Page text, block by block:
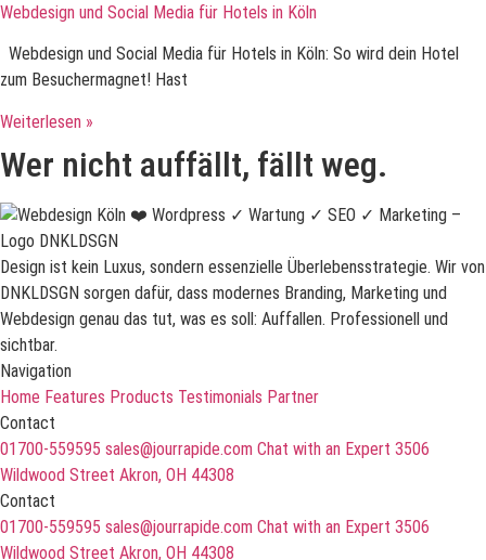
Webdesign und Social Media für Hotels in Köln
Webdesign und Social Media für Hotels in Köln: So wird dein Hotel
zum Besuchermagnet! Hast
Weiterlesen »
Wer nicht auffällt, fällt weg.
Design ist kein Luxus, sondern essenzielle Überlebensstrategie. Wir von
DNKLDSGN sorgen dafür, dass modernes Branding, Marketing und
Webdesign genau das tut, was es soll: Auffallen. Professionell und
sichtbar.
Navigation
Home Features Products Testimonials Partner
Contact
01700-559595 sales@jourrapide.com Chat with an Expert 3506
Wildwood Street Akron, OH 44308
Contact
01700-559595 sales@jourrapide.com Chat with an Expert 3506
Wildwood Street Akron, OH 44308